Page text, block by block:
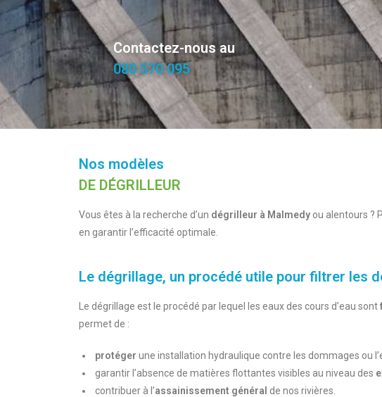
Contactez-nous au
080 570 095
Nos modèles
DE DÉGRILLEUR
Vous êtes à la recherche d’un dégrilleur à Malmedy ou alentours ?
en garantir l’efficacité optimale.
Le dégrillage, un procédé utile pour filtrer les
Le dégrillage est le procédé par lequel les eaux des cours d’eau sont
permet de :
protéger une installation hydraulique contre les dommages ou
garantir l’absence de matières flottantes visibles au niveau des
contribuer à l’assainissement général de nos rivières.